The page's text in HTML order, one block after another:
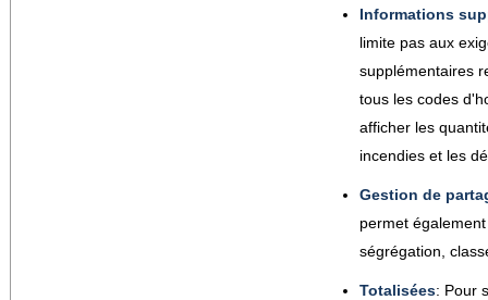
Informations
limite pas aux
supplémentaires
tous les codes
afficher les
incendies et les
Gestion de
permet
ségrégation,
Totalisées: Pour